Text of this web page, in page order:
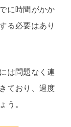
に時間がかか
る必要はあり
は問題なく連
ており、過度
う。